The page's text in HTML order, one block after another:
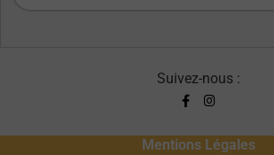
Suivez-nous :
Mentions Légales